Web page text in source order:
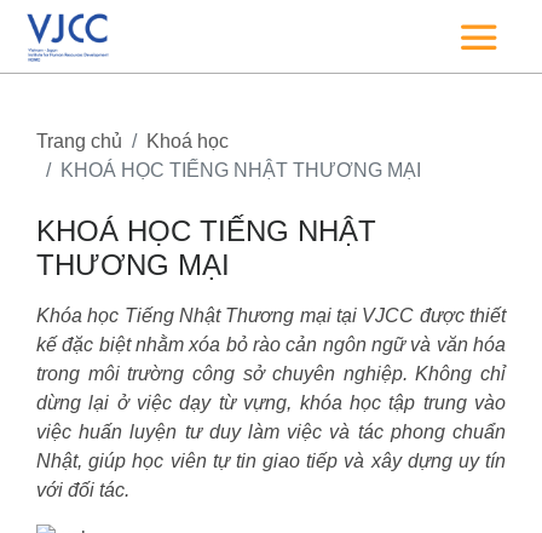
Trang chủ
Khoá học
KHOÁ HỌC TIẾNG NHẬT THƯƠNG MẠI
KHOÁ HỌC TIẾNG NHẬT
THƯƠNG MẠI
Khóa học Tiếng Nhật Thương mại tại VJCC được thiết
kế đặc biệt nhằm xóa bỏ rào cản ngôn ngữ và văn hóa
trong môi trường công sở chuyên nghiệp. Không chỉ
dừng lại ở việc dạy từ vựng, khóa học tập trung vào
việc huấn luyện tư duy làm việc và tác phong chuẩn
Nhật, giúp học viên tự tin giao tiếp và xây dựng uy tín
với đối tác.